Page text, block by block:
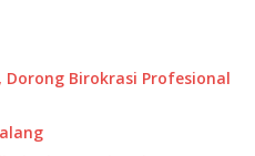
Birokrasi Profesional